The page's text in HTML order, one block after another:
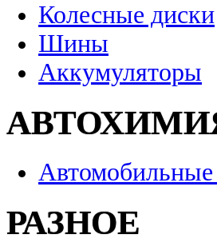
Колесные диски
Шины
Аккумуляторы
Автомобильные
РАЗНОЕ